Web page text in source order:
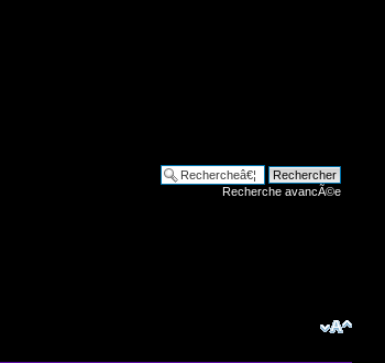
Recherche avancÃ©e